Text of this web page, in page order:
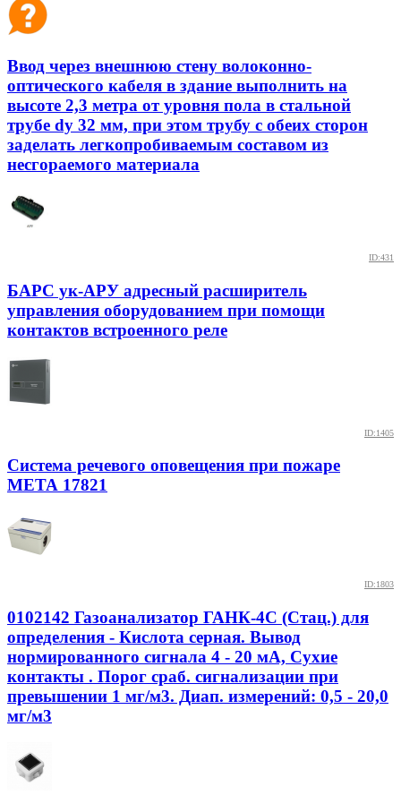
Ввод через внешнюю стену волоконно-
оптического кабеля в здание выполнить на
высоте 2,3 метра от уровня пола в стальной
трубе dу 32 мм, при этом трубу с обеих сторон
заделать легкопробиваемым составом из
несгораемого материала
ID:431
БАРС ук-АРУ адресный расширитель
управления оборудованием при помощи
контактов встроенного реле
ID:1405
Система речевого оповещения при пожаре
МЕТА 17821
ID:1803
0102142 Газоанализатор ГАНК-4С (Стац.) для
определения - Кислота серная. Вывод
нормированного сигнала 4 - 20 мА, Сухие
контакты . Порог сраб. сигнализации при
превышении 1 мг/м3. Диап. измерений: 0,5 - 20,0
мг/м3